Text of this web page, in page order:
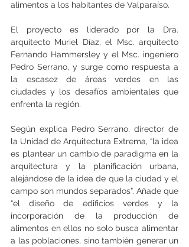
alimentos a los habitantes de Valparaíso.
El proyecto es liderado por la Dra.
arquitecto Muriel Díaz, el Msc. arquitecto
Fernando Hammersley y el Msc. ingeniero
Pedro Serrano, y surge como respuesta a
la escasez de áreas verdes en las
ciudades y los desafíos ambientales que
enfrenta la región.
Según explica Pedro Serrano, director de
la Unidad de Arquitectura Extrema, “la idea
es plantear un cambio de paradigma en la
arquitectura y la planificación urbana,
alejándose de la idea de que la ciudad y el
campo son mundos separados”. Añade que
“el diseño de edificios verdes y la
incorporación de la producción de
alimentos en ellos no solo busca alimentar
a las poblaciones, sino también generar un